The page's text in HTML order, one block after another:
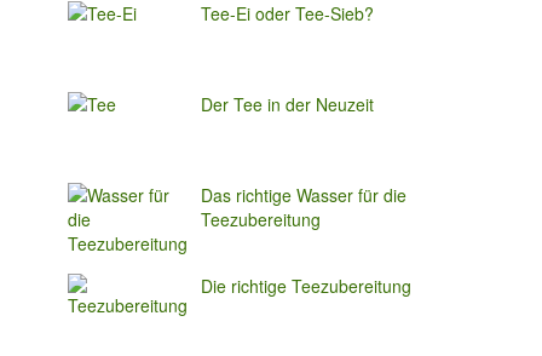
Tee-Ei oder Tee-Sieb?
Der Tee in der Neuzeit
Das richtige Wasser für die
Teezubereitung
Die richtige Teezubereitung